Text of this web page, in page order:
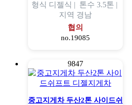
형식 디젤식 | 톤수 3.5톤 |
지역 경남
협의
no.19085
9847
중고지게차 두산2톤 사이드쉬